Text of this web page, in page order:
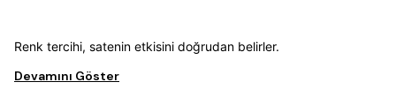
Renk tercihi, satenin etkisini doğrudan belirler.
Devamını Göster